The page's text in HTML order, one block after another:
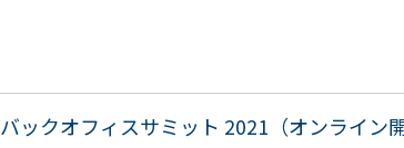
バックオフィスサミット 2021（オンライン開